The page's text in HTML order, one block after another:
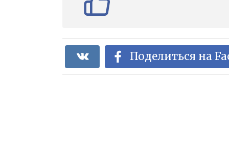
Поделиться на